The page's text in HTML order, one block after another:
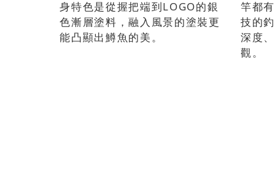
身特色是從握把端到LOGO的銀
色漸層塗料，融入風景的塗裝更
能凸顯出鱒魚的美。
竿都
技的
深度
觀。